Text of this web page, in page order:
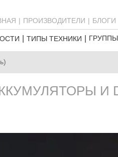
ПРОИЗВОДИТЕЛИ БЛОГИ
ТИПЫ ТЕХНИКИ ГРУППЫ
И